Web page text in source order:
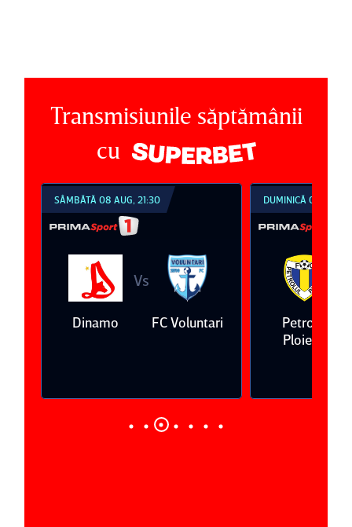
Transmisiunile săptămânii
cu
SÂMBĂTĂ 08 AUG, 21:30
Dinamo
Vs
FC Voluntari
DUMINICĂ 09 AUG,
Petrolul
Ploieşti